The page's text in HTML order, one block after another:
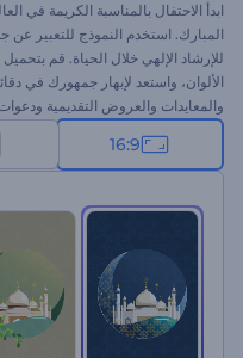
ابدأ الاحتفال بالمناسبة الكريمة في
المبارك. استخدم النموذج للتعبير عن
للإرشاد الإلهي خلال الحياة. قم
الألوان، واستعد لإبهار جمهورك في
والمعايدات والعروض التقديمية
جمهورك مع هذه الافتتاحية. جربها الآن!
16:9